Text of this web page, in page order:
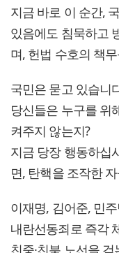
지금 바로 이 순간,
있음에도 침묵하고
며, 헌법 수호의 책
국민은 묻고 있습니
당신들은 누구를 위
켜주지 않는지?
지금 당장 행동하십
면, 탄핵을 조작한
이재명, 김어준, 민
내란선동죄로 즉각